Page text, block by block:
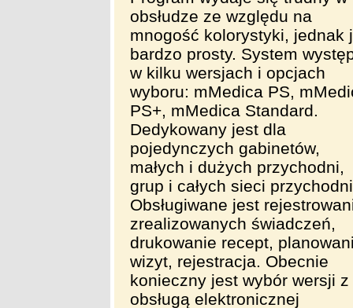
obsłudze ze względu na
mnogość kolorystyki, jednak
bardzo prosty. System
w kilku wersjach i opcjach
wyboru: mMedica PS,
PS+, mMedica Standard.
Dedykowany jest dla
pojedynczych gabinetów,
małych i dużych przychodni,
grup i całych sieci
Obsługiwane jest
zrealizowanych świadczeń,
drukowanie recept,
wizyt, rejestracja. Obecnie
konieczny jest wybór wersji z
obsługą elektronicznej